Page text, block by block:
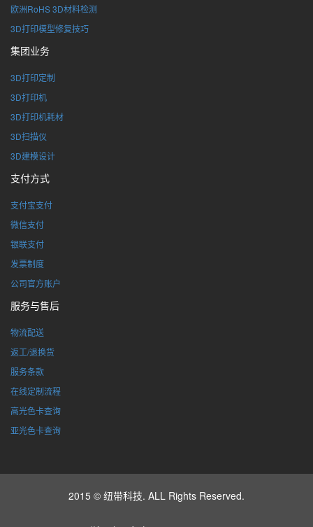
欧洲RoHS 3D材料检测
3D打印模型修复技巧
集团业务
3D打印定制
3D打印机
3D打印机耗材
3D扫描仪
3D建模设计
支付方式
支付宝支付
微信支付
银联支付
发票制度
公司官方账户
服务与售后
物流配送
返工/退换货
服务条款
在线定制流程
高光色卡查询
亚光色卡查询
2015 © 纽带科技. ALL Rights Reserved.